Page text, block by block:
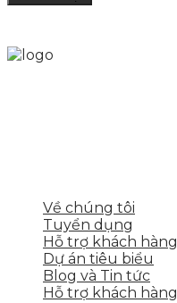
Về chúng tôi
Tuyển dụng
Hỗ trợ khách hàng
Dự án tiêu biểu
Blog và Tin tức
Hỗ trợ khách hàng